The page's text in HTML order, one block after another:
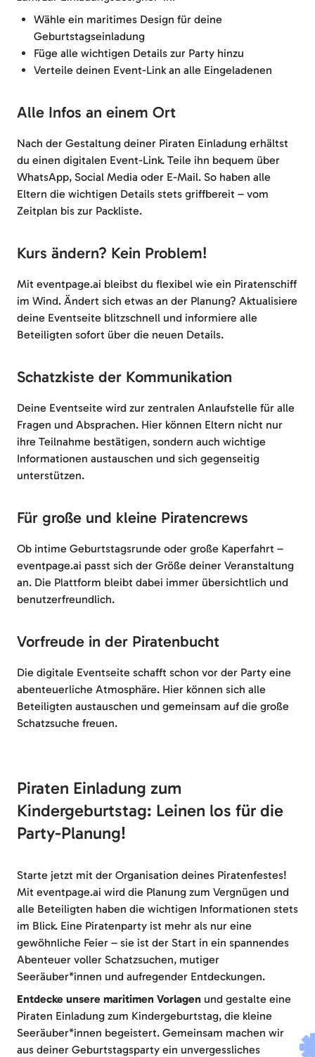
Wähle ein maritimes Design für deine
Geburtstagseinladung
Füge alle wichtigen Details zur Party hinzu
Verteile deinen Event-Link an alle Eingeladenen
Alle Infos an einem Ort
Nach der Gestaltung deiner Piraten Einladung erhältst
du einen digitalen Event-Link. Teile ihn bequem über
WhatsApp, Social Media oder E-Mail. So haben alle
Eltern die wichtigen Details stets griffbereit – vom
Zeitplan bis zur Packliste.
Kurs ändern? Kein Problem!
Mit eventpage.ai bleibst du flexibel wie ein Piratenschiff
im Wind. Ändert sich etwas an der Planung? Aktualisiere
deine Eventseite blitzschnell und informiere alle
Beteiligten sofort über die neuen Details.
Schatzkiste der Kommunikation
Deine Eventseite wird zur zentralen Anlaufstelle für alle
Fragen und Absprachen. Hier können Eltern nicht nur
ihre Teilnahme bestätigen, sondern auch wichtige
Informationen austauschen und sich gegenseitig
unterstützen.
Für große und kleine Piratencrews
Ob intime Geburtstagsrunde oder große Kaperfahrt –
eventpage.ai passt sich der Größe deiner Veranstaltung
an. Die Plattform bleibt dabei immer übersichtlich und
benutzerfreundlich.
Vorfreude in der Piratenbucht
Die digitale Eventseite schafft schon vor der Party eine
abenteuerliche Atmosphäre. Hier können sich alle
Beteiligten austauschen und gemeinsam auf die große
Schatzsuche freuen.
Piraten Einladung zum
Kindergeburtstag: Leinen los für die
Party-Planung!
Starte jetzt mit der Organisation deines Piratenfestes!
Mit eventpage.ai wird die Planung zum Vergnügen und
alle Beteiligten haben die wichtigen Informationen stets
im Blick. Eine Piratenparty ist mehr als nur eine
gewöhnliche Feier – sie ist der Start in ein spannendes
Abenteuer voller Schatzsuchen, mutiger
Seeräuber*innen und aufregender Entdeckungen.
Entdecke unsere maritimen Vorlagen und gestalte eine
Piraten Einladung zum Kindergeburtstag, die kleine
Seeräuber*innen begeistert. Gemeinsam machen wir
aus deiner Geburtstagsparty ein unvergessliches